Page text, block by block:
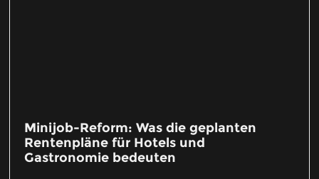
Minijob-Reform: Was die geplanten
Rentenpläne für Hotels und
Gastronomie bedeuten